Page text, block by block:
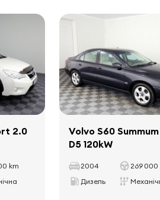
в салоні
обшитий шкірою
466 kg
2.0
km
Volvo S60
D5 120kW
2004
269 000
Дизель